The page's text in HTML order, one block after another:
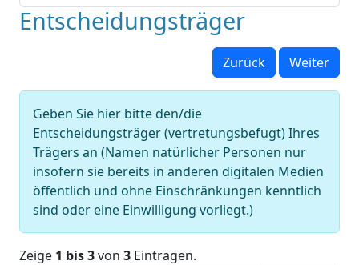
Entscheidungsträger
Zurück Weiter
Geben Sie hier bitte den/die
Entscheidungsträger (vertretungsbefugt) Ihres
Trägers an (Namen natürlicher Personen nur
insofern sie bereits in anderen digitalen Medien
öffentlich und ohne Einschränkungen kenntlich
sind oder eine Einwilligung vorliegt.)
Zeige 1 bis 3von 3 Einträgen.